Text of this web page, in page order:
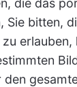
die das
Sie bitten,
erlauben,
den